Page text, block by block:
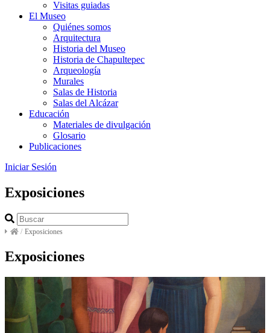
Visitas guiadas
El Museo
Quiénes somos
Arquitectura
Historia del Museo
Historia de Chapultepec
Arqueología
Murales
Salas de Historia
Salas del Alcázar
Educación
Materiales de divulgación
Glosario
Publicaciones
Iniciar Sesión
Exposiciones
/ Exposiciones
Exposiciones